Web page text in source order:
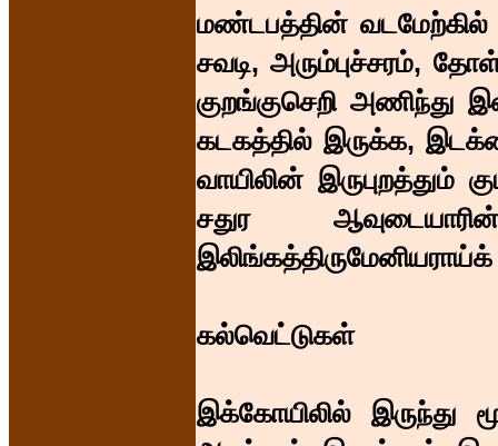
மண்டபத்தின் வடமேற்கில்
சவடி, அரும்புச்சரம்,
குறங்குசெறி அணிந்து
கடகத்தில் இருக்க,
வாயிலின்
சதுர
இலிங்கத்திருமேனியராய்க்
கல்வெட்டுகள்
இக்கோயிலில் இருந்து